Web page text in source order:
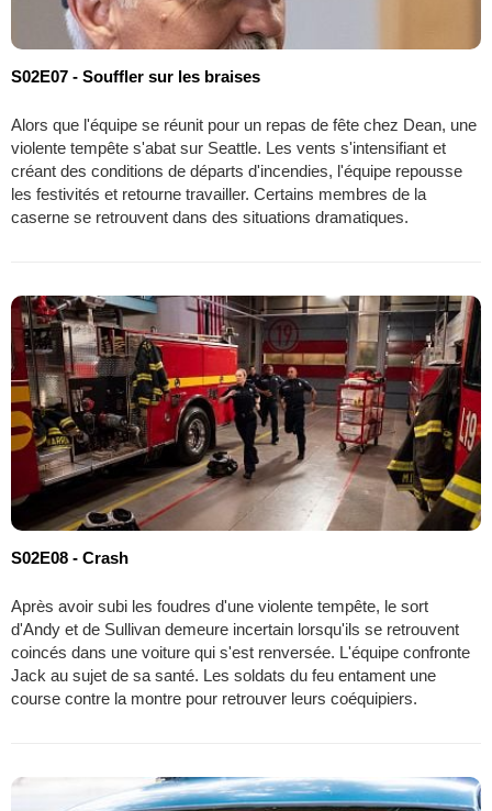
S02E07 - Souffler sur les braises
Alors que l'équipe se réunit pour un repas de fête chez Dean, une
violente tempête s'abat sur Seattle. Les vents s'intensifiant et
créant des conditions de départs d'incendies, l'équipe repousse
les festivités et retourne travailler. Certains membres de la
caserne se retrouvent dans des situations dramatiques.
S02E08 - Crash
Après avoir subi les foudres d'une violente tempête, le sort
d'Andy et de Sullivan demeure incertain lorsqu'ils se retrouvent
coincés dans une voiture qui s'est renversée. L'équipe confronte
Jack au sujet de sa santé. Les soldats du feu entament une
course contre la montre pour retrouver leurs coéquipiers.